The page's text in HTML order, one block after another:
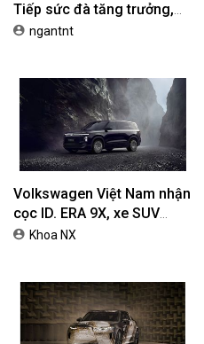
Tiếp sức đà tăng trưởng,
tối ưu chi phí mua xe
ngantnt
Volkswagen Việt Nam nhận
cọc ID. ERA 9X, xe SUV
EREV dự kiến giá dưới 3 tỷ
Khoa NX